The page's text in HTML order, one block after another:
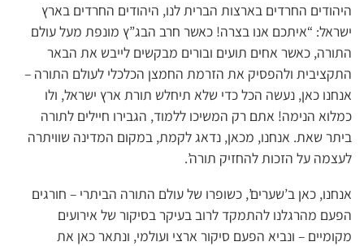
היהודים החרדים בארצות הברית לנו, היהודים החרדים בארץ
ישראל: “איתכם אנו בצרה! כאשר חרב הבג”ץ מונפת מעל עולם
התורה, כאשר אחים תועים ובורים מבקשים לייבש את הבאר
התקציבית ולהפסיק את הזרמת החמצן הכלכלי לעולם התורה –
אנחנו כאן, נעשה הכל כדי שלא תיחלש תורת ארץ ישראל, ולו
כמלוא הנימה! אתם רק המשיכו ללמוד, הגבירו חיילים לתורה
ביתר שאת. אנחנו, מכאן, נדאג לקמת, במקום המדינה שוויתרה
לעצמה על הזכות להחזיק תורה’.
אנחנו, כאן ב’שערים’, כשופרו של עולם התורה הביתרי – חורגים
הפעם מהרגלנו להתמקד לרוב בעיקר בסיקור של אירועים
מקומיים – ונביא הפעם סיקור ארצי ועולמי, ונתאר כאן את